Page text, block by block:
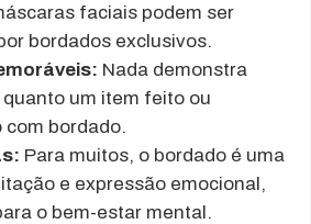
faciais podem ser
bordados exclusivos.
Nada demonstra
um item feito ou
com bordado.
Para muitos, o bordado é uma
e expressão emocional,
o bem-estar mental.